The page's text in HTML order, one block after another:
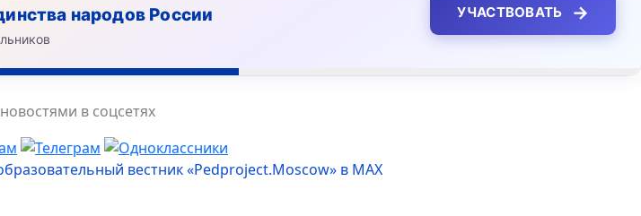
народов России УЧАСТВОВАТЬ →
в соцсетях
вестник «Pedproject.Moscow» в MAX